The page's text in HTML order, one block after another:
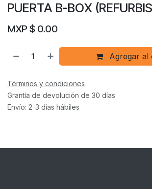
PUERTA B-BOX
MXP $ 0.00
Agregar al
Términos y condiciones
Grantía de devolución de 30 días
Envío: 2-3 días hábiles